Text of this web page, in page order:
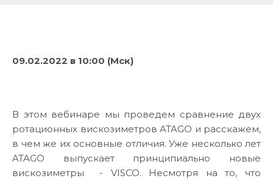
09.02.2022 в 10:00 (Мск)
В этом вебинаре мы проведем сравнение двух
ротационных вискозиметров ATAGO и расскажем,
в чем же их основные отличия. Уже несколько лет
ATAGO выпускает принципиально новые
вискозиметры - VISCO. Несмотря на то, что